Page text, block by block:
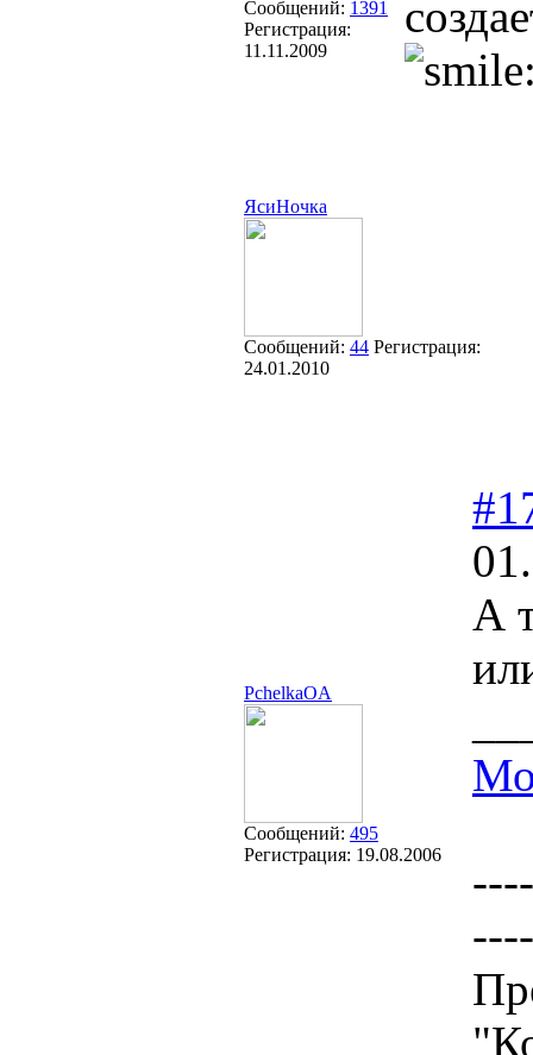
Сообщений: 1391
Регистрация:
11.11.2009
ЯсиНочка
Сообщений: 44 Регистрация:
24.01.2010
PchelkaOA
Сообщений: 495
Регистрация: 19.08.2006
А